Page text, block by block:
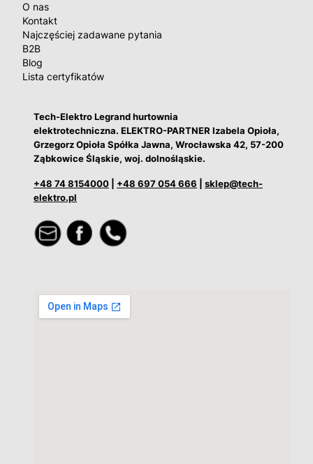
O nas
Kontakt
Najczęściej zadawane pytania
B2B
Blog
Lista certyfikatów
Tech-Elektro Legrand hurtownia
elektrotechniczna. ELEKTRO-PARTNER Izabela Opioła,
Grzegorz Opioła Spółka Jawna, Wrocławska 42, 57-200
Ząbkowice Śląskie, woj. dolnośląskie.
+48 74 8154000 +48 697 054 666
sklep@tech-
elektro.pl